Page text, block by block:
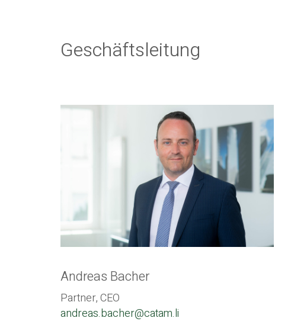
Geschäftsleitung
Andreas Bacher
Partner, CEO
andreas.bacher@catam.li